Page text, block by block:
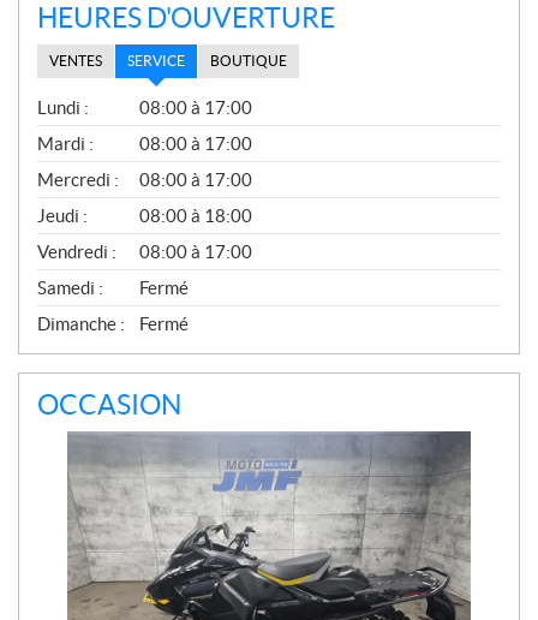
HEURES D'OUVERTURE
VENTES SERVICE BOUTIQUE
S
E
R
V
I
C
E
Lundi :
08:00 à 17:00
Mardi :
08:00 à 17:00
Mercredi :
08:00 à 17:00
Jeudi :
08:00 à 18:00
Vendredi :
08:00 à 17:00
Samedi :
Fermé
Dimanche :
Fermé
OCCASION